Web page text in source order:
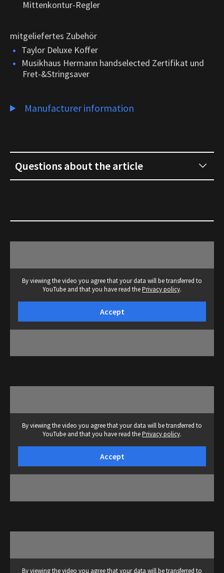
Mittenkontur-Regler
mitgeliefertes Zubehör
Taylor Deluxe Koffer
Musikhaus Hermann handselected Zertifikat und
Fret-&Stringsaver
Manufacturer information
Questions about the article
By viewing the video you agree that your data will be transferred to
YouTube and that you have read thePrivacy policy.
Accept
By viewing the video you agree that your data will be transferred to
YouTube and that you have read thePrivacy policy.
Accept
By viewing the video you agree that your data will be transferred to